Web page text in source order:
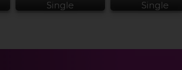
Single
Single